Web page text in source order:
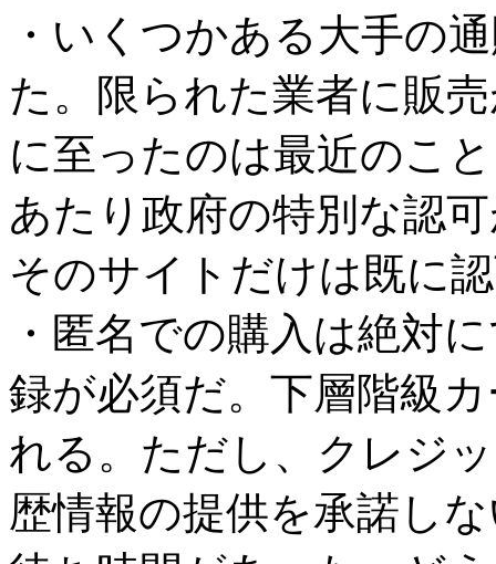
・いくつかある大手の
た。限られた業者に販
に至ったのは最近のこ
あたり政府の特別な認
そのサイトだけは既に
・匿名での購入は絶対
録が必須だ。下層階級
れる。ただし、クレジ
歴情報の提供を承諾し